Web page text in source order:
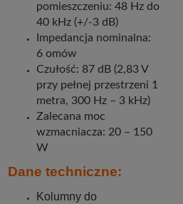
pomieszczeniu: 48 Hz do
40 kHz (+/-3 dB)
Impedancja nominalna:
6 omów
Czułość: 87 dB (2,83 V
przy pełnej przestrzeni 1
metra, 300 Hz – 3 kHz)
Zalecana moc
wzmacniacza: 20 – 150
W
Dane techniczne:
Kolumny do